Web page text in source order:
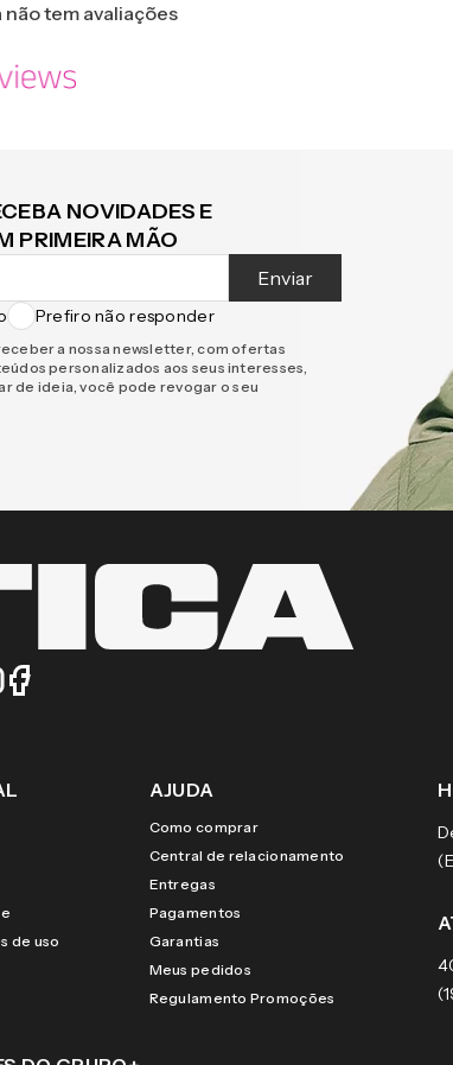
tem avaliações
NOVIDADES E
PRIMEIRA MÃO
Enviar
Prefiro não responder
a nossa newsletter, com ofertas
personalizados aos seus interesses,
de ideia, você pode revogar o seu
de uso
AJUDA
Como comprar
Central de relacionamento
Entregas
Pagamentos
Garantias
Meus pedidos
Regulamento Promoções